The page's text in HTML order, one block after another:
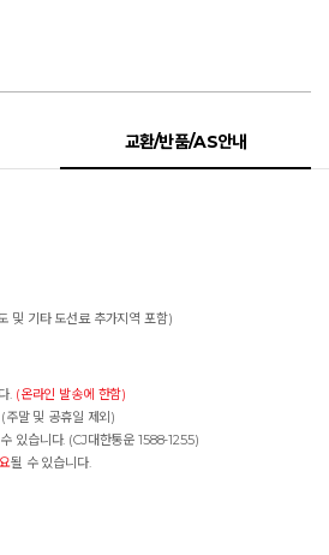
교환/반품/AS안내
및 기타 도선료 추가지역 포함)
. (온라인 발송에 한함)
주말 및 공휴일 제외)
있습니다. (CJ대한통운 1588-1255)
될 수 있습니다.